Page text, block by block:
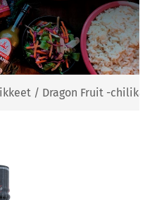
/ Dragon Fruit -